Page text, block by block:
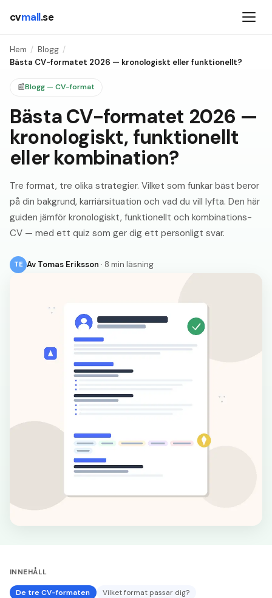
cvmall.se
Hem / Blogg /
Bästa CV-formatet 2026 — kronologiskt eller funktionellt?
📰Blogg — CV-format
Bästa CV-formatet 2026 —
kronologiskt, funktionellt
eller kombination?
Tre format, tre olika strategier. Vilket som funkar bäst beror
på din bakgrund, karriärsituation och vad du vill lyfta. Den här
guiden jämför kronologiskt, funktionellt och kombinations-
CV — med ett quiz som ger dig ett personligt svar.
TE Av Tomas Eriksson · 8 min läsning
INNEHÅLL
De tre CV-formaten
Vilket format passar dig?